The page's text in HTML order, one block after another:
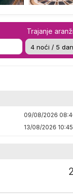
Trajanje
09/08/2026
13/08/2026 10:45